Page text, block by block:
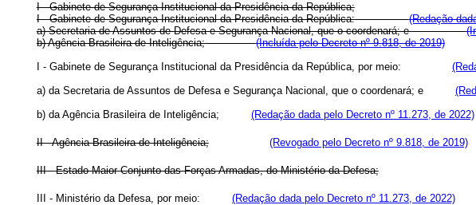
I - Gabinete de Segurança Institucional da Presidência da República;
I - Gabinete de Segurança Institucional da Presidência da República:
(Redação
a) Secretaria de Assuntos de Defesa e Segurança Nacional, que o coordenará; e
b) Agência Brasileira de Inteligência;
(Incluída pelo Decreto nº 9.818, de 2019)
I - Gabinete de Segurança Institucional da Presidência da República, por meio:
a) da Secretaria de Assuntos de Defesa e Segurança Nacional, que o coordenará; e
b) da Agência Brasileira de Inteligência;
(Redação dada pelo Decreto nº 11.273, de 2022)
II - Agência Brasileira de Inteligência; (Revogado pelo Decreto nº 9.818, de 2019)
III - Estado-Maior Conjunto das Forças Armadas, do Ministério da Defesa;
III - Ministério da Defesa, por meio:
(Redação dada pelo Decreto nº 11.273, de 2022)